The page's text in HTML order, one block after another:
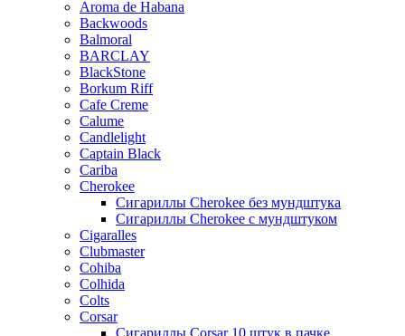
Aroma de Habana
Backwoods
Balmoral
BARCLAY
BlackStone
Borkum Riff
Cafe Creme
Calume
Candlelight
Captain Black
Cariba
Cherokee
Сигариллы Cherokee без мундштука
Сигариллы Cherokee с мундштуком
Cigaralles
Clubmaster
Cohiba
Colhida
Colts
Corsar
Сигариллы Corsar 10 штук в пачке